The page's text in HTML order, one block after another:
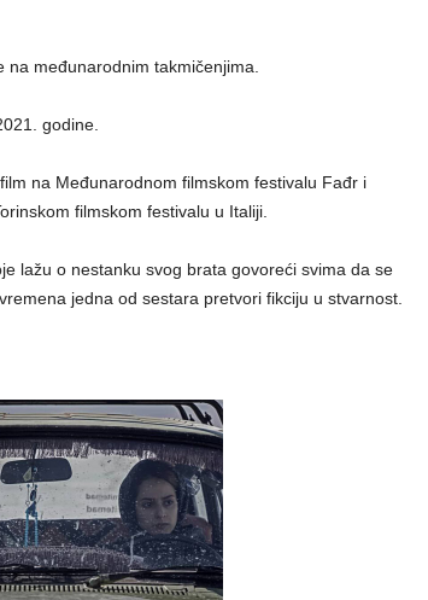
međunarodnim takmičenjima.
godine.
na Međunarodnom filmskom festivalu Fađr i
filmskom festivalu u Italiji.
lažu o nestanku svog brata govoreći svima da se
jedna od sestara pretvori fikciju u stvarnost.